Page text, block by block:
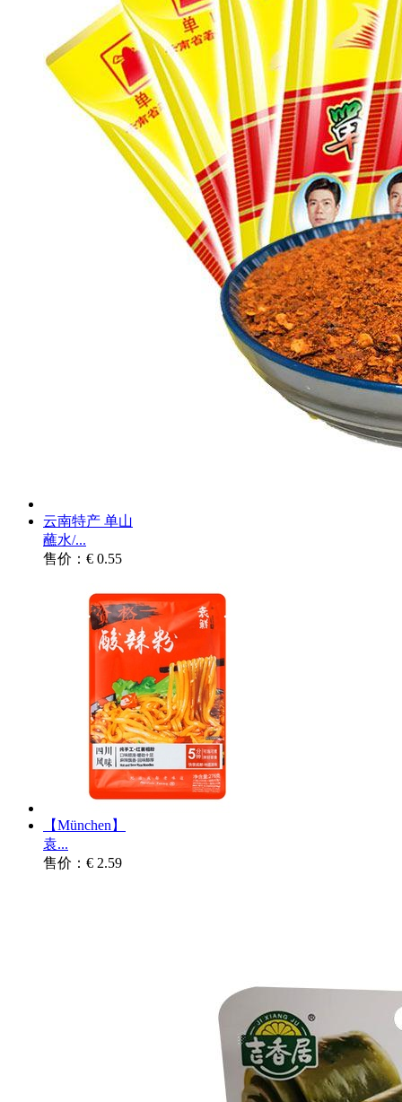
云南特产 单山
蘸水/...
售价：€ 0.55
【München】
袁...
售价：€ 2.59